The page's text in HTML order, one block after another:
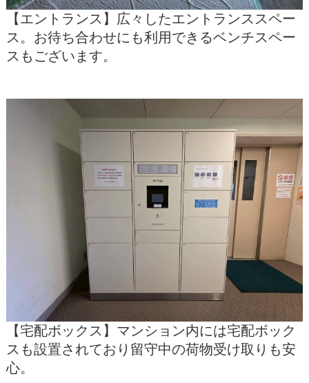
【エントランス】広々したエントランススペー
ス。お待ち合わせにも利用できるベンチスペー
スもございます。
【宅配ボックス】マンション内には宅配ボック
スも設置されており留守中の荷物受け取りも安
心。